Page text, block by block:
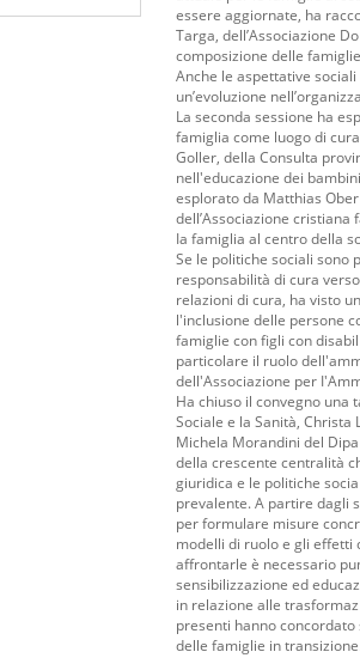
essere aggiornate, ha
Targa, dell’Associazione
composizione delle
Anche le aspettative
un’evoluzione
La seconda sessione ha
famiglia come luogo di
Goller, della Consulta
nell'educazione dei
esplorato da Matthias
dell’Associazione
Ia famiglia al centro della
Se le politiche sociali sono
responsabilità di cura
relazioni di cura, ha visto
l'inclusione delle persone
famiglie con figli con
particolare il ruolo
dell'Associazione per
Ha chiuso il convegno una
Sociale e la Sanità,
Michela Morandini del
della crescente centralità
giuridica e le politiche
prevalente. A partire dagli
per formulare misure
modelli di ruolo e gli effetti
affrontarle è necessario
sensibilizzazione ed
in relazione alle
presenti hanno
delle famiglie in